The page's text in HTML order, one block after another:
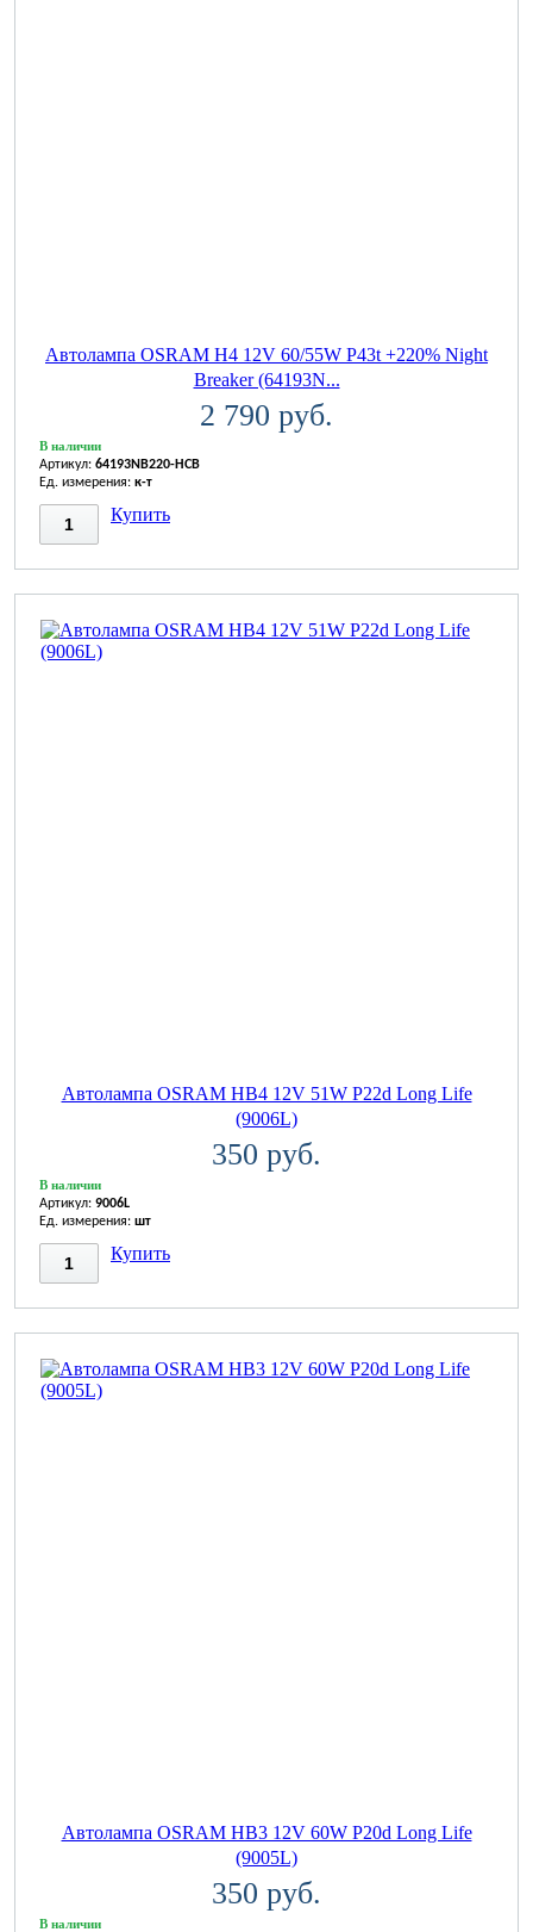
Автолампа OSRAM H4 12V 60/55W P43t +220% Night
Breaker (64193N...
2 790 руб.
В наличии
Артикул: 64193NB220-HCB
Ед. измерения: к-т
Купить
Автолампа OSRAM НВ4 12V 51W P22d Long Life
(9006L)
350 руб.
В наличии
Артикул: 9006L
Ед. измерения: шт
Купить
Автолампа OSRAM НВ3 12V 60W P20d Long Life
(9005L)
350 руб.
В наличии